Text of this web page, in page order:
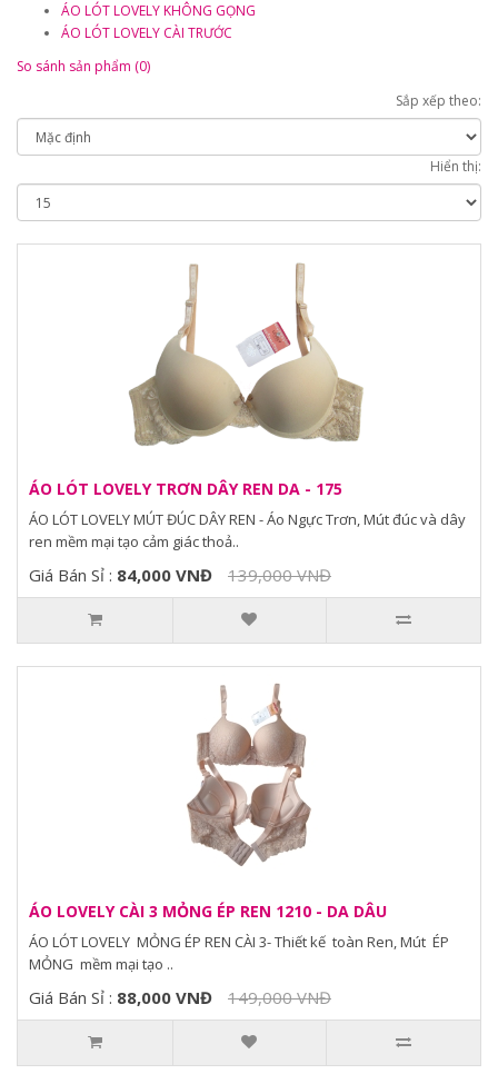
ÁO LÓT LOVELY KHÔNG GỌNG
ÁO LÓT LOVELY CÀI TRƯỚC
So sánh sản phẩm (0)
Sắp xếp theo:
Hiển thị:
ÁO LÓT LOVELY TRƠN DÂY REN DA - 175
ÁO LÓT LOVELY MÚT ĐÚC DÂY REN - Áo Ngực Trơn, Mút đúc và dây
ren mềm mại tạo cảm giác thoả..
Giá Bán Sỉ : 84,000 VNĐ 139,000 VNĐ
ÁO LOVELY CÀI 3 MỎNG ÉP REN 1210 - DA DÂU
ÁO LÓT LOVELY MỎNG ÉP REN CÀI 3- Thiết kế toàn Ren, Mút ÉP
MỎNG mềm mại tạo ..
Giá Bán Sỉ : 88,000 VNĐ 149,000 VNĐ